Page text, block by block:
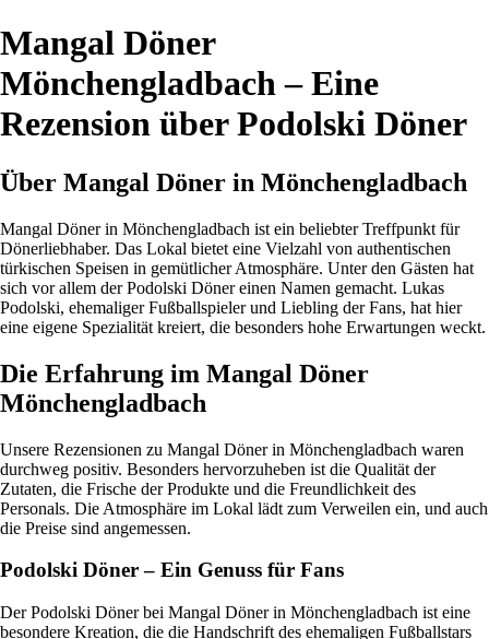
Mangal Döner
Mönchengladbach – Eine
Rezension über Podolski Döner
Über Mangal Döner in Mönchengladbach
Mangal Döner in Mönchengladbach ist ein beliebter Treffpunkt für
Dönerliebhaber. Das Lokal bietet eine Vielzahl von authentischen
türkischen Speisen in gemütlicher Atmosphäre. Unter den Gästen hat
sich vor allem der Podolski Döner einen Namen gemacht. Lukas
Podolski, ehemaliger Fußballspieler und Liebling der Fans, hat hier
eine eigene Spezialität kreiert, die besonders hohe Erwartungen weckt.
Die Erfahrung im Mangal Döner
Mönchengladbach
Unsere Rezensionen zu Mangal Döner in Mönchengladbach waren
durchweg positiv. Besonders hervorzuheben ist die Qualität der
Zutaten, die Frische der Produkte und die Freundlichkeit des
Personals. Die Atmosphäre im Lokal lädt zum Verweilen ein, und auch
die Preise sind angemessen.
Podolski Döner – Ein Genuss für Fans
Der Podolski Döner bei Mangal Döner in Mönchengladbach ist eine
besondere Kreation, die die Handschrift des ehemaligen Fußballstars